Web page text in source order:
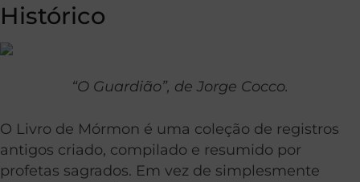
Histórico
“O Guardião”, de Jorge Cocco.
O Livro de Mórmon é uma coleção de registros
antigos criado, compilado e resumido por
profetas sagrados. Em vez de simplesmente